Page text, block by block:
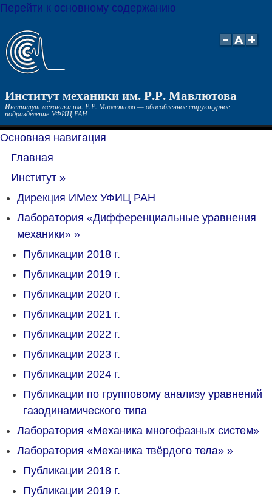
Перейти к основному содержанию
Институт механики им. Р.Р. Мавлютова
Институт механики им. Р.Р. Мавлютова — обособленное структурное
подразделение УФИЦ РАН
Основная навигация
Главная
Институт »
Дирекция ИМех УФИЦ РАН
Лаборатория «Дифференциальные уравнения
механики» »
Публикации 2018 г.
Публикации 2019 г.
Публикации 2020 г.
Публикации 2021 г.
Публикации 2022 г.
Публикации 2023 г.
Публикации 2024 г.
Публикации по групповому анализу уравнений
газодинамического типа
Лаборатория «Механика многофазных систем»
Лаборатория «Механика твёрдого тела» »
Публикации 2018 г.
Публикации 2019 г.